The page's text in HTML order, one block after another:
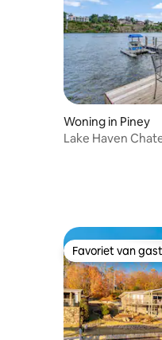
Woning in Piney
Lake Haven
Favoriet van
Favoriet van